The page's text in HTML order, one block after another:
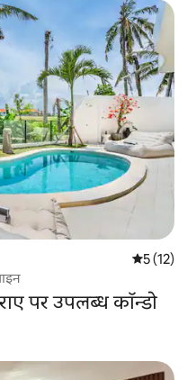
औसत रेटिंग
5 (12)
पर उपलब्ध कॉन्डो